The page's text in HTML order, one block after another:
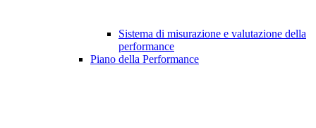
Sistema di misurazione e valutazione della
performance
Piano della Performance